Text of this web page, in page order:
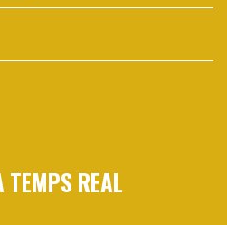
TEMPS REAL